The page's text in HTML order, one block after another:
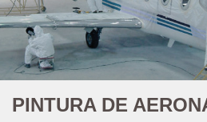
PINTURA DE